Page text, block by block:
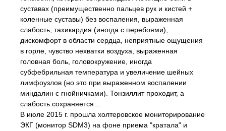
суставах (преимущественно пальцев рук и кистей +
коленные суставы) без воспаления, выраженная
слабость, тахикардия (иногда с перебоями),
дискомфорт в области сердца, неприятные ощущения
в горле, чувство нехватки воздуха, выраженная
головная боль, головокружение, иногда
субфебрильная температура и увеличение шейных
лимфоузлов (но это при выраженном воспалении
миндалин с гнойничками). Тонзиллит проходит, а
слабость сохраняется...
В июле 2015 г. прошла холтеровское мониторирование
ЭКГ (монитор SDM3) на фоне приема "кратала" и